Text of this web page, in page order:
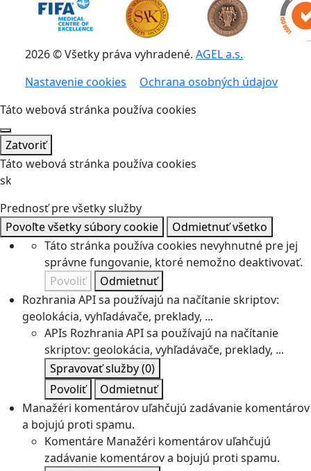
2026 © Všetky práva vyhradené. AGEL a.s.
Nastavenie cookies
Ochrana osobných údajov
Táto webová stránka používa cookies
Zatvoriť
Táto webová stránka používa cookies
sk
Prednosť pre všetky služby
Povoľte všetky súbory cookie
Odmietnuť všetko
Táto stránka používa cookies nevyhnutné pre jej
správne fungovanie, ktoré nemožno deaktivovať.
Povoliť
Odmietnuť
Rozhrania API sa používajú na načítanie skriptov:
geolokácia, vyhľadávače, preklady, ...
APIs Rozhrania API sa používajú na načítanie
skriptov: geolokácia, vyhľadávače, preklady, ...
Spravovať služby(0)
Povoliť
Odmietnuť
Manažéri komentárov uľahčujú zadávanie komentárov
a bojujú proti spamu.
Komentáre Manažéri komentárov uľahčujú
zadávanie komentárov a bojujú proti spamu.